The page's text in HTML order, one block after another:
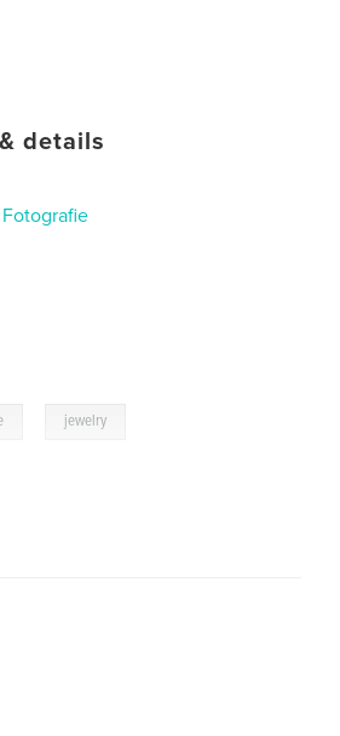
details
jewelry